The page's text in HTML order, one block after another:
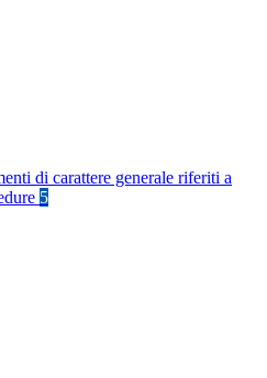
di carattere generale riferiti a
5